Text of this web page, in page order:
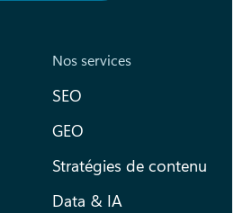
Nos services
SEO
GEO
Stratégies de contenu
Data & IA